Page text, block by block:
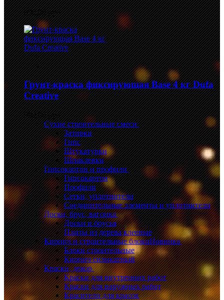
990,00 руб.
Грунт-краска фиксирующая Base 4 кг Dufa
Creative
999,00 руб.
Сухие строительные смеси
Затирки
Гипс
Штукатурки
Шпаклевки
Гипсокартон и профили
Гипсокартон
Профили
Сетки, уплотнители
Соединительные элементы и уплотнители
Доски, брус, вагонка
Доски и брусья
Плиты из дерева клееные
Кирпич и строительные блокиНовинка
Блоки строительные
Кирпич силикатный
Краски, декор
Краски для внутренних работ
Краски для наружных работ
Красители для красок